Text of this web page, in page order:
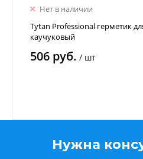
Нет в наличии
Tytan Professional герметик
каучуковый
506 руб. / шт
Нужна